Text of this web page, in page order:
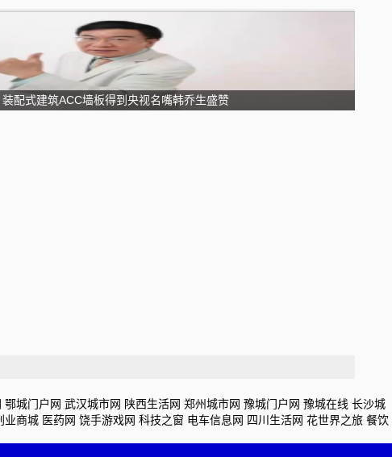
装配式建筑ACC墙板得到央视名嘴韩乔生盛赞
鄂城门户网 武汉城市网 陕西生活网 郑州城市网 豫城门户网 豫城在线 长沙城
业商城 医药网 饶手游戏网 科技之窗 电车信息网 四川生活网 花世界之旅 餐饮